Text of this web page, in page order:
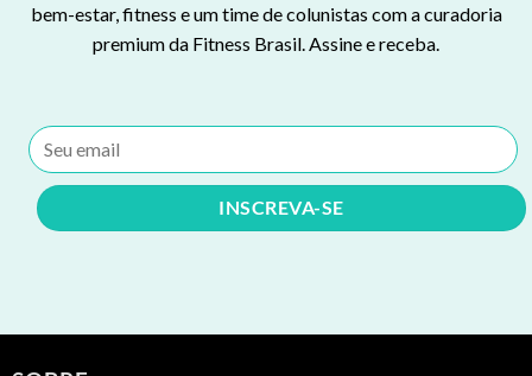
bem-estar, fitness e um time de colunistas com a curadoria
premium da Fitness Brasil. Assine e receba.